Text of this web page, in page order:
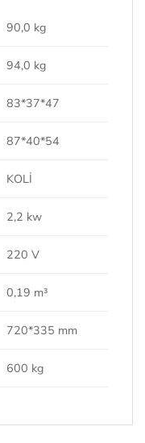
90,0 kg
94,0 kg
83*37*47
87*40*54
KOLİ
2,2 kw
220 V
0,19 m³
720*335 mm
600 kg